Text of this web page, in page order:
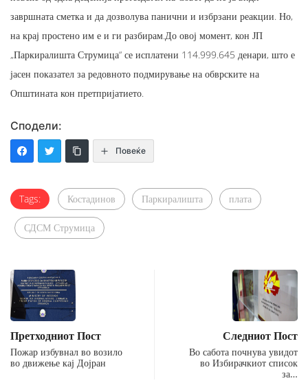
завршната сметка и да дозволува панични и избрзани реакции. Но,
на крај простено им е и ги разбирам.До овој момент, кон ЈП
„Паркиралишта Струмица“ се исплатени 114.999.645 денари, што е
јасен показател за редовното подмирување на обврските на
Општината кон претпријатието.
Сподели:
Повеќе
Tags: Костадинов Паркиралишта плата
СДСМ Струмица
Претходниот Пост
Пожар избувнал во возило
во движење кај Дојран
Следниот Пост
Во сабота почнува увидот
во Избирачкиот список
за…